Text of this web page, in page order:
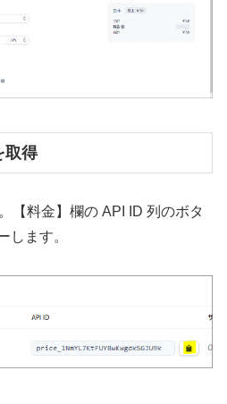
取得
【料金】欄の API ID 列のボタ
します。